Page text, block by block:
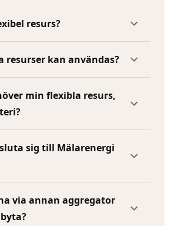
resurs?
resurser kan användas?
min flexibla resurs,
sig till Mälarenergi
via annan aggregator